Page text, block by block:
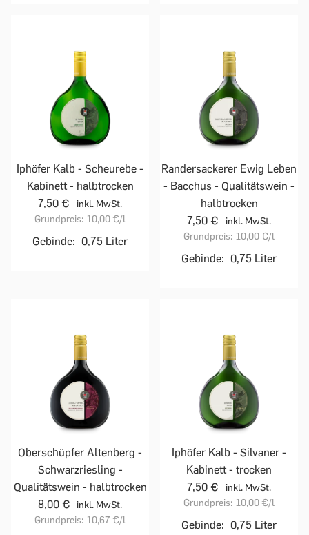
Iphöfer Kalb - Scheurebe -
Kabinett - halbtrocken
7,50 €
inkl. MwSt.
Grundpreis: 10,00 €/l
Gebinde: 0,75 Liter
Randersackerer Ewig Leben
- Bacchus - Qualitätswein -
halbtrocken
7,50 €
inkl. MwSt.
Grundpreis: 10,00 €/l
Gebinde: 0,75 Liter
Oberschüpfer Altenberg -
Schwarzriesling -
Qualitätswein - halbtrocken
8,00 €
inkl. MwSt.
Grundpreis: 10,67 €/l
Iphöfer Kalb - Silvaner -
Kabinett - trocken
7,50 €
inkl. MwSt.
Grundpreis: 10,00 €/l
Gebinde: 0,75 Liter